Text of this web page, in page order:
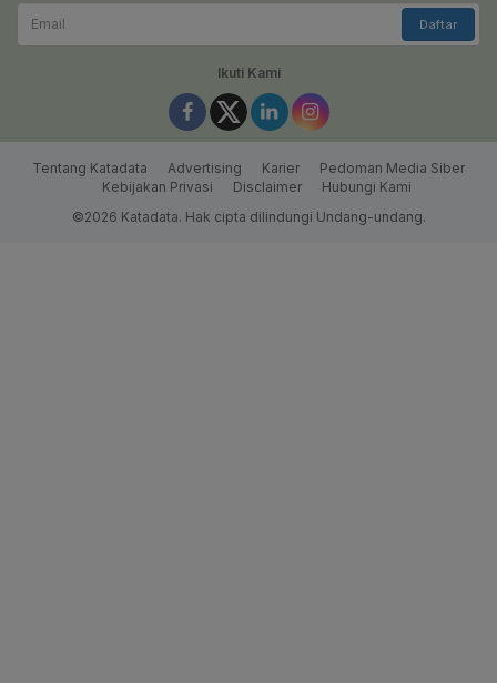
Daftar
Ikuti Kami
Tentang Katadata Advertising Karier
Pedoman Media Siber
Kebijakan Privasi
Disclaimer
Hubungi Kami
©2026 Katadata. Hak cipta dilindungi Undang-undang.